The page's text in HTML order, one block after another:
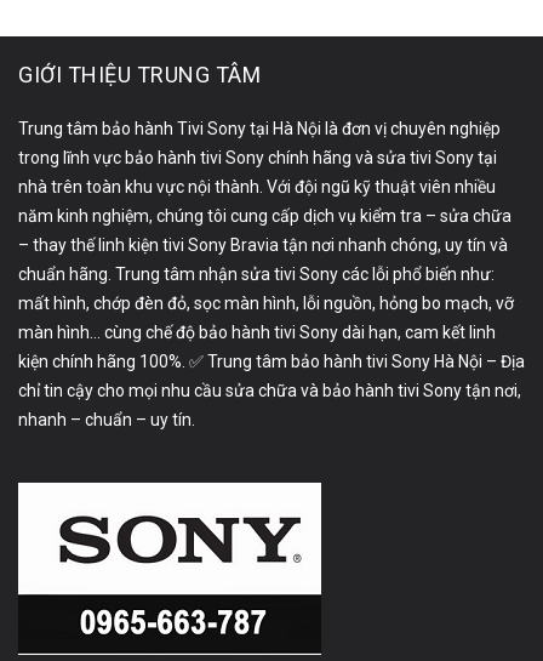
GIỚI THIỆU TRUNG TÂM
Trung tâm bảo hành Tivi Sony tại Hà Nội là đơn vị chuyên nghiệp
trong lĩnh vực bảo hành tivi Sony chính hãng và sửa tivi Sony tại
nhà trên toàn khu vực nội thành. Với đội ngũ kỹ thuật viên nhiều
năm kinh nghiệm, chúng tôi cung cấp dịch vụ kiểm tra – sửa chữa
– thay thế linh kiện tivi Sony Bravia tận nơi nhanh chóng, uy tín và
chuẩn hãng. Trung tâm nhận sửa tivi Sony các lỗi phổ biến như:
mất hình, chớp đèn đỏ, sọc màn hình, lỗi nguồn, hỏng bo mạch, vỡ
màn hình… cùng chế độ bảo hành tivi Sony dài hạn, cam kết linh
kiện chính hãng 100%. ✅ Trung tâm bảo hành tivi Sony Hà Nội – Địa
chỉ tin cậy cho mọi nhu cầu sửa chữa và bảo hành tivi Sony tận nơi,
nhanh – chuẩn – uy tín.